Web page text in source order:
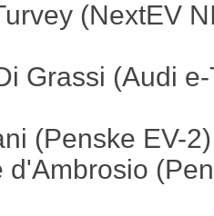
(NextEV
Grassi (Audi
(Penske EV-
d'Ambrosio